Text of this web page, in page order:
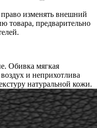
изменять внешний
товара, предварительно
Обивка мягкая
и неприхотлива
натуральной кожи.